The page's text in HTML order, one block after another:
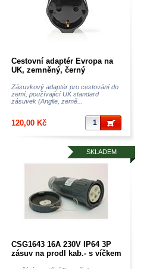
Cestovní adaptér Evropa na
UK, zemněný, černý
Zásuvkový adaptér pro cestování do
zemí, používající UK standard
zásuvek (Anglie, země...
120,00 Kč
SKLADEM
CSG1643 16A 230V IP64 3P
zásuv na prodl kab.- s víčkem